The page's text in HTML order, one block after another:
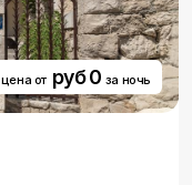
цена от руб 0 за ночь